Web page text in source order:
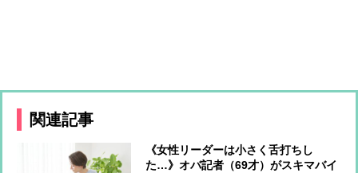
関連記事
《女性リーダーは小さく舌打ちし
た…》オバ記者（69才）がスキマバイ